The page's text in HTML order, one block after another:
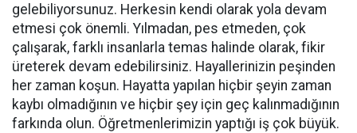
gelebiliyorsunuz. Herkesin kendi olarak yola devam
etmesi çok önemli. Yılmadan, pes etmeden, çok
çalışarak, farklı insanlarla temas halinde olarak, fikir
üreterek devam edebilirsiniz. Hayallerinizin peşinden
her zaman koşun. Hayatta yapılan hiçbir şeyin zaman
kaybı olmadığının ve hiçbir şey için geç kalınmadığının
farkında olun. Öğretmenlerimizin yaptığı iş çok büyük.